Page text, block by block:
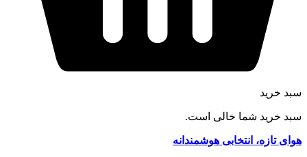
سبد خرید
سبد خرید شما خالی است.
هوای تازه، انتخابی هوشمندانه